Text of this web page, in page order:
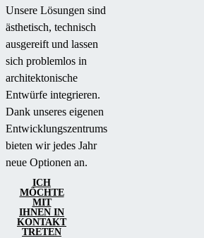
Unsere Lösungen sind
ästhetisch, technisch
ausgereift und lassen
sich problemlos in
architektonische
Entwürfe integrieren.
Dank unseres eigenen
Entwicklungszentrums
bieten wir jedes Jahr
neue Optionen an.
ICH
MÖCHTE
MIT
IHNEN IN
KONTAKT
TRETEN